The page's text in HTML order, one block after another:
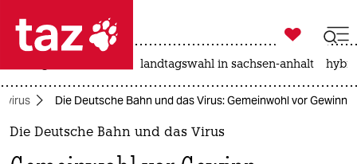
 taz zahl ich
taz zahl ich

taz zahl ich
landtagswahl in sachsen-anhalt
Die Deutsche Bahn und das Virus: Gemeinwohl vor Gewinn
Die Deutsche Bahn und das Virus